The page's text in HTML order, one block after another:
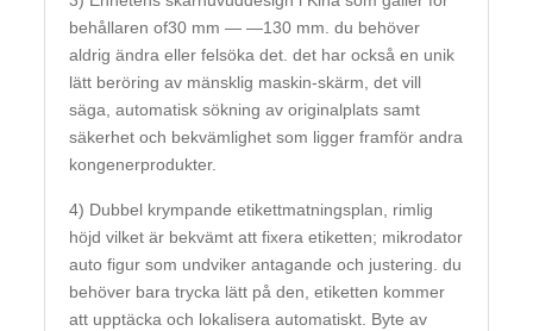
behållaren of30 mm — —130 mm. du behöver
aldrig ändra eller felsöka det. det har också en unik
lätt beröring av mänsklig maskin-skärm, det vill
säga, automatisk sökning av originalplats samt
säkerhet och bekvämlighet som ligger framför andra
kongenerprodukter.
4) Dubbel krympande etikettmatningsplan, rimlig
höjd vilket är bekvämt att fixera etiketten; mikrodator
auto figur som undviker antagande och justering. du
behöver bara trycka lätt på den, etiketten kommer
att upptäcka och lokalisera automatiskt. Byte av